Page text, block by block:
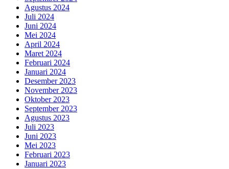
Agustus 2024
Juli 2024
Juni 2024
Mei 2024
April 2024
Maret 2024
Februari 2024
Januari 2024
Desember 2023
November 2023
Oktober 2023
September 2023
Agustus 2023
Juli 2023
Juni 2023
Mei 2023
Februari 2023
Januari 2023